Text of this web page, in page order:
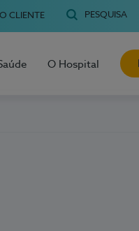
CLIENTE PESQUISA
O Hospital